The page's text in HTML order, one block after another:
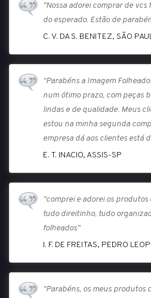
"Nossa adorei comprar de
do esperado. Estão de
C. V. DA S. BENITEZ, SÃO
"Parabéns a Imagem
num ótimo prazo, com peças
lindas e de qualidade. Meus
estou na minha segunda
empresa dá aos clientes está
E. T. INACIO, ASSIS-SP
"comprei e adorei os
tudo direitinho, tudo
folheados"
I. F. DE FREITAS, PEDRO
"Parabéns, os meus produtos